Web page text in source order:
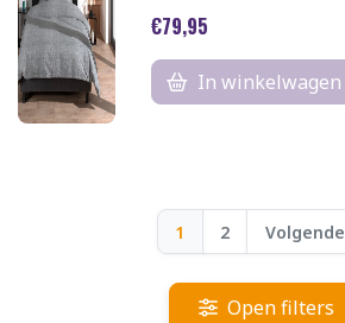
€79,95
In winkelwagen
1 2 Volgende
Open filters